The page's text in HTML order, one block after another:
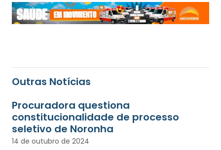
Outras Notícias
Procuradora questiona
constitucionalidade de processo
seletivo de Noronha
14 de outubro de 2024